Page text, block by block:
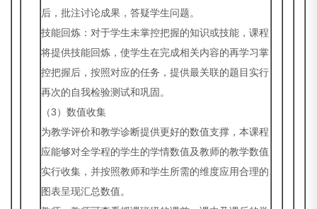
后，批注讨论成果，答疑学生问题。
技能回炼：对于学生未掌控把握的知识或技能，课程
将提供技能回炼，使学生在完成相关内容的再学习掌
控把握后，按照对应的任务，提供最关联的题目实行
再次的自我检验测试和巩固。
（3）数值收集
为教学评价和教学诊断提供更好的数值支撑，本课程
应能够对全学程的学生的学情数值及教师的教学数值
实行收集，并按照教师和学生所需的维度应用合理的
图表呈现汇总数值。